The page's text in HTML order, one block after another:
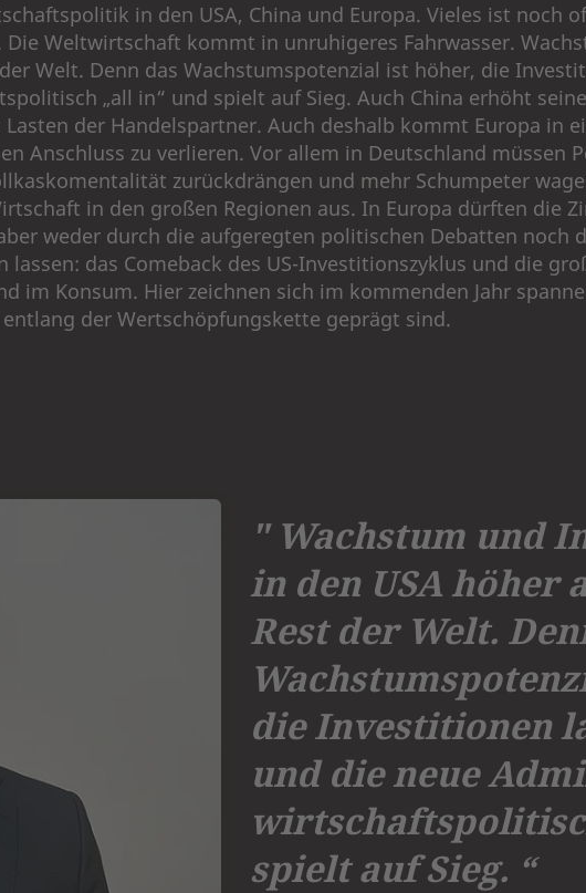
in den USA, China und Europa. Vieles ist noch
Weltwirtschaft kommt in unruhigeres Fahrwasser.
Welt. Denn das Wachstumspotenzial ist höher, die
„all in“ und spielt auf Sieg. Auch China erhöht
der Handelspartner. Auch deshalb kommt Europa in
Anschluss zu verlieren. Vor allem in Deutschland müssen
zurückdrängen und mehr Schumpeter
in den großen Regionen aus. In Europa dürften die
weder durch die aufgeregten politischen Debatten noch
lassen: das Comeback des US-Investitionszyklus und die
im Konsum. Hier zeichnen sich im kommenden Jahr
der Wertschöpfungskette geprägt sind.
" Wachstum und
in den USA höher
Rest der Welt.
die Investitionen
und die neue
spielt auf Sieg. “